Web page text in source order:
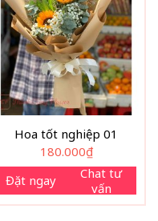
Hoa tốt nghiệp 01
180.000₫
Đặt ngay
Chat tư
vấn